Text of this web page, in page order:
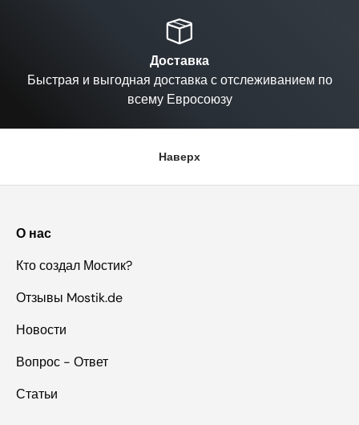
Доставка
Быстрая и выгодная доставка с отслеживанием по
всему Евросоюзу
Наверх
О нас
Кто создал Мостик?
Отзывы Mostik.de
Новости
Вопрос - Ответ
Статьи